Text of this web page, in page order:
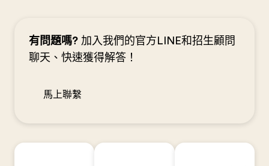
有問題嗎? 加入我們的官方LINE和招生顧問
聊天、快速獲得解答！
馬上聯繫